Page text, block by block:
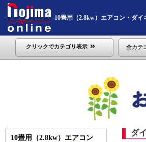
10畳用（2.8kw）エアコン・ダ
クリックでカテゴリ表示 全カテ
10畳用（2.8kw）エアコン
ダ